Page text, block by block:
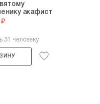
акафист
₽
31 человеку